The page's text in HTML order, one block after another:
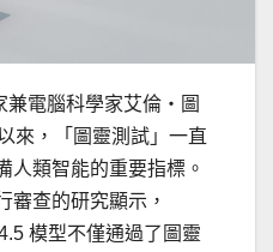
兼電腦科學家艾倫・圖
來，「圖靈測試」一直
人類智能的重要指標。
審查的研究顯示，
模型不僅通過了圖靈